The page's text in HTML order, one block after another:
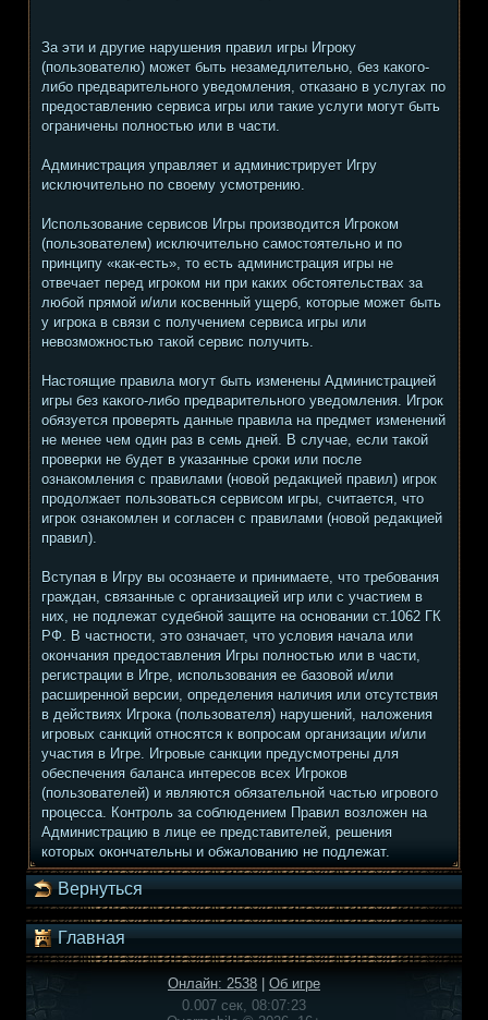
За эти и другие нарушения правил игры Игроку
(пользователю) может быть незамедлительно, без какого-
либо предварительного уведомления, отказано в услугах по
предоставлению сервиса игры или такие услуги могут быть
ограничены полностью или в части.
Администрация управляет и администрирует Игру
исключительно по своему усмотрению.
Использование сервисов Игры производится Игроком
(пользователем) исключительно самостоятельно и по
принципу «как-есть», то есть администрация игры не
отвечает перед игроком ни при каких обстоятельствах за
любой прямой и/или косвенный ущерб, которые может быть
у игрока в связи с получением сервиса игры или
невозможностью такой сервис получить.
Настоящие правила могут быть изменены Администрацией
игры без какого-либо предварительного уведомления. Игрок
обязуется проверять данные правила на предмет изменений
не менее чем один раз в семь дней. В случае, если такой
проверки не будет в указанные сроки или после
ознакомления с правилами (новой редакцией правил) игрок
продолжает пользоваться сервисом игры, считается, что
игрок ознакомлен и согласен с правилами (новой редакцией
правил).
Вступая в Игру вы осознаете и принимаете, что требования
граждан, связанные с организацией игр или с участием в
них, не подлежат судебной защите на основании ст.1062 ГК
РФ. В частности, это означает, что условия начала или
окончания предоставления Игры полностью или в части,
регистрации в Игре, использования ее базовой и/или
расширенной версии, определения наличия или отсутствия
в действиях Игрока (пользователя) нарушений, наложения
игровых санкций относятся к вопросам организации и/или
участия в Игре. Игровые санкции предусмотрены для
обеспечения баланса интересов всех Игроков
(пользователей) и являются обязательной частью игрового
процесса. Контроль за соблюдением Правил возложен на
Администрацию в лице ее представителей, решения
которых окончательны и обжалованию не подлежат.
Вернуться
Главная
Онлайн: 2538
Об игре
0.007 сек, 08:07:23